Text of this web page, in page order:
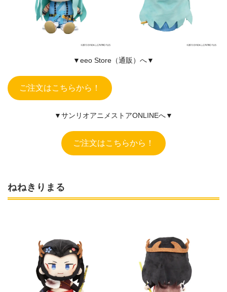
▼eeo Store（通販）へ▼
ご注文はこちらから！
▼サンリオアニメストアONLINEへ▼
ご注文はこちらから！
ねねきりまる